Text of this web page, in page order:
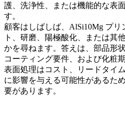
護、洗浄性、または機能的な表
す。
顧客はしばしば、AlSi10Mg プリ
ト、研磨、陽極酸化、または其
かを尋ねます。答えは、部品形
コーティング要件、および化粧
表面処理はコスト、リードタイ
に影響を与える可能性があるた
要があります。